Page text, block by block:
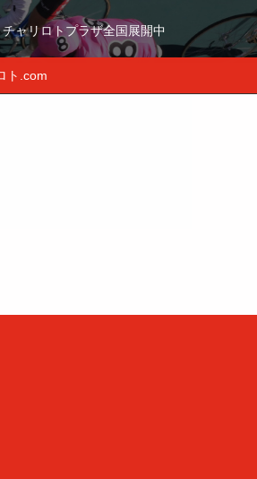
チャリロトプラザ全国展開中
ト.com